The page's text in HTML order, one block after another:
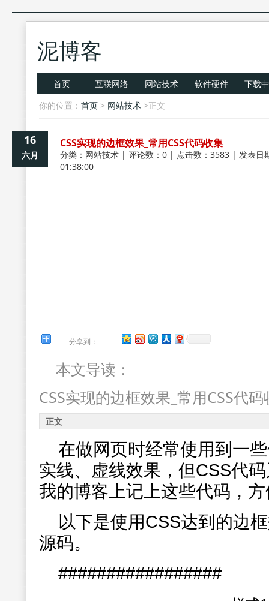
泥博客
首页 互联网络 网站技术 软件硬件
下载
你的位置： 首页 > 网站技术 >正文
16
六月
CSS实现的边框效果_常用CSS代码收集
分类： 网站技术 | 评论数：0 | 点击数：3583 | 发表日
01:38:00
分享到：
本文导读：
CSS实现的边框效果_常用CSS代
正文
在做网页时经常使用到一
实线、虚线效果，但CSS代
我的博客上记上这些代码，
以下是使用CSS达到的边
源码。
#################